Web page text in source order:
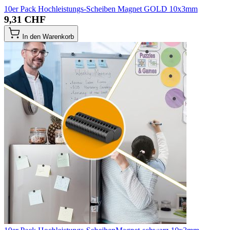
10er Pack Hochleistungs-Scheiben Magnet GOLD 10x3mm
9,31 CHF
In den Warenkorb